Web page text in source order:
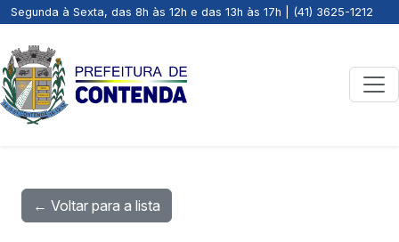
Segunda à Sexta, das 8h às 12h e das 13h às 17h | (41) 3625-1212
← Voltar para a lista